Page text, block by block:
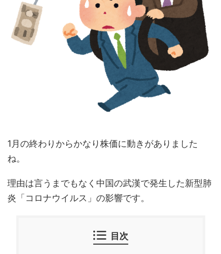
1月の終わりからかなり株価に動きがありました
ね。
理由は言うまでもなく中国の武漢で発生した新型肺
炎「コロナウイルス」の影響です。
目次